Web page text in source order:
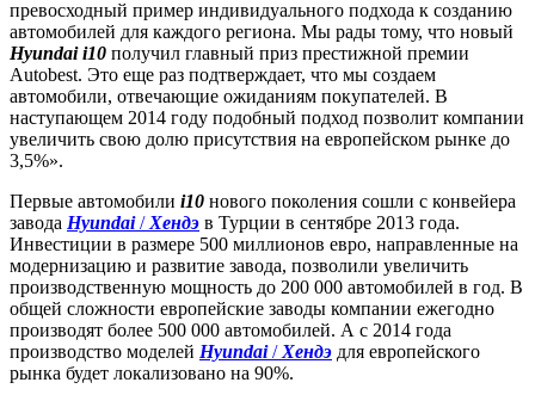
превосходный пример индивидуального подхода к созданию
автомобилей для каждого региона. Мы рады тому, что новый
Hyundai i10 получил главный приз престижной премии
Autobest. Это еще раз подтверждает, что мы создаем
автомобили, отвечающие ожиданиям покупателей. В
наступающем 2014 году подобный подход позволит компании
увеличить свою долю присутствия на европейском рынке до
3,5%».
Первые автомобили i10 нового поколения сошли с конвейера
завода Hyundai/ Хендэ в Турции в сентябре 2013 года.
Инвестиции в размере 500 миллионов евро, направленные на
модернизацию и развитие завода, позволили увеличить
производственную мощность до 200 000 автомобилей в год. В
общей сложности европейские заводы компании ежегодно
производят более 500 000 автомобилей. А с 2014 года
производство моделей Hyundai/ Хендэ для европейского
рынка будет локализовано на 90%.